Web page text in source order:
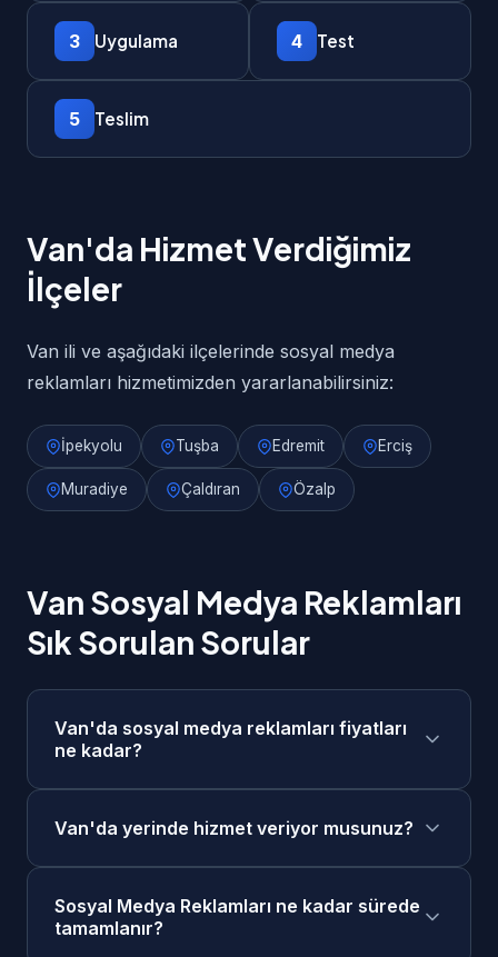
3 Uygulama 4 Test
5 Teslim
Van'da Hizmet Verdiğimiz
İlçeler
Van ili ve aşağıdaki ilçelerinde sosyal medya
reklamları hizmetimizden yararlanabilirsiniz:
İpekyolu Tuşba Edremit Erciş
Muradiye Çaldıran Özalp
Van Sosyal Medya Reklamları
Sık Sorulan Sorular
Van'da sosyal medya reklamları fiyatları
ne kadar?
4.000₺ - 20.000₺/ay + reklam bütçesi
aralığındadır. Projenizin kapsamına göre
ücretsiz keşif görüşmesi sonrasında size özel
fiyat teklifi sunuyoruz. Taksit seçenekleri
Van'da yerinde hizmet veriyor musunuz?
yerinde keşif ve toplantı yapabiliyoruz. Ayrıca
online görüşme seçeneğimiz de mevcuttur.
Sosyal Medya Reklamları ne kadar sürede
tamamlanır?